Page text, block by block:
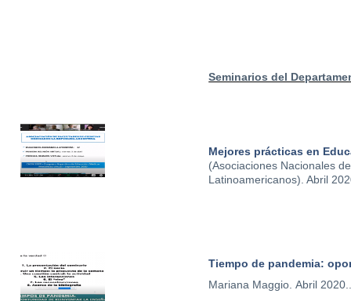
Seminarios del
Mejores prácticas en
(Asociaciones Nacionales
Latinoamericanos). Abril
Tiempo de pandemia:
Mariana Maggio. Abril